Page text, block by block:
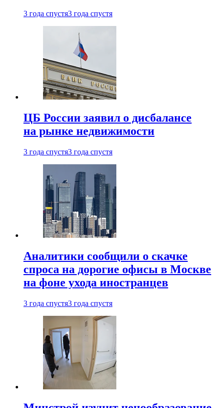
3 года спустя3 года спустя
ЦБ России заявил о дисбалансе
на рынке недвижимости
3 года спустя3 года спустя
Аналитики сообщили о скачке
спроса на дорогие офисы в Москве
на фоне ухода иностранцев
3 года спустя3 года спустя